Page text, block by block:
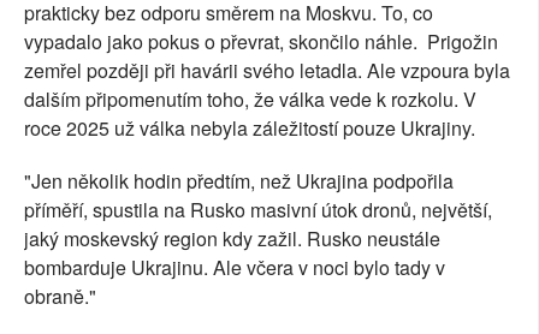
prakticky bez odporu směrem na Moskvu. To, co
vypadalo jako pokus o převrat, skončilo náhle. Prigožin
zemřel později při havárii svého letadla. Ale vzpoura byla
dalším připomenutím toho, že válka vede k rozkolu. V
roce 2025 už válka nebyla záležitostí pouze Ukrajiny.
"Jen několik hodin předtím, než Ukrajina podpořila
příměří, spustila na Rusko masivní útok dronů, největší,
jaký moskevský region kdy zažil. Rusko neustále
bombarduje Ukrajinu. Ale včera v noci bylo tady v
obraně."